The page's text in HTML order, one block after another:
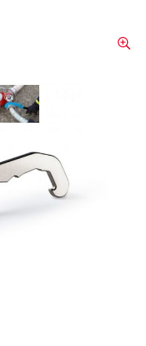
image
View larger image